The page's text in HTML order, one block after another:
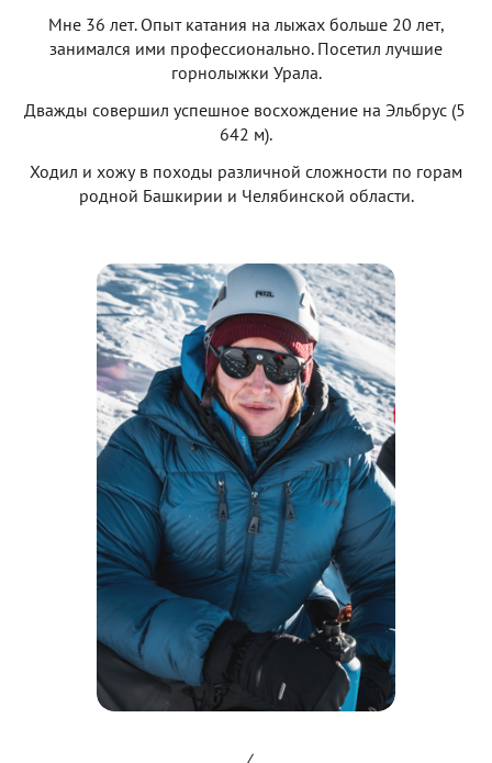
Мне 36 лет. Опыт катания на лыжах больше 20 лет,
занимался ими профессионально. Посетил лучшие
горнолыжки Урала.
Дважды совершил успешное восхождение на Эльбрус (5
642 м).
Ходил и хожу в походы различной сложности по горам
родной Башкирии и Челябинской области.